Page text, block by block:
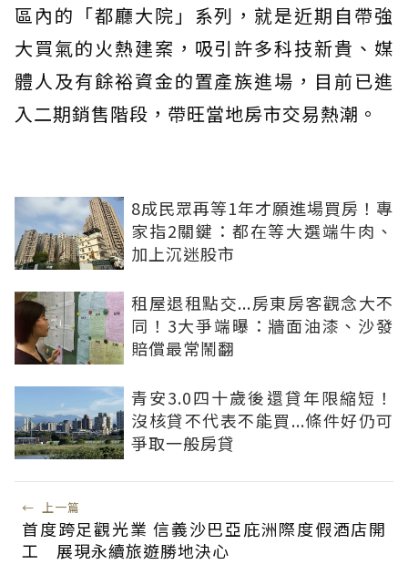
區內的「都廳大院」系列，就是近期自帶強
大買氣的火熱建案，吸引許多科技新貴、媒
體人及有餘裕資金的置產族進場，目前已進
入二期銷售階段，帶旺當地房市交易熱潮。
8成民眾再等1年才願進場買房！專
家指2關鍵：都在等大選端牛肉、
加上沉迷股市
租屋退租點交...房東房客觀念大不
同！3大爭端曝：牆面油漆、沙發
賠償最常鬧翻
青安3.0四十歲後還貸年限縮短！
沒核貸不代表不能買...條件好仍可
爭取一般房貸
← 上一篇
首度跨足觀光業 信義沙巴亞庇洲際度假酒店開
工 展現永續旅遊勝地決心